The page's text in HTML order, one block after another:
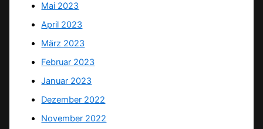
Mai 2023
April 2023
März 2023
Februar 2023
Januar 2023
Dezember 2022
November 2022